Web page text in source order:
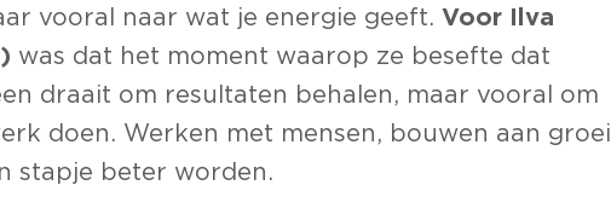
vooral naar wat je energie geeft. Voor Ilva
was dat het moment waarop ze besefte dat
draait om resultaten behalen, maar vooral om
doen. Werken met mensen, bouwen aan groei
stapje beter worden.